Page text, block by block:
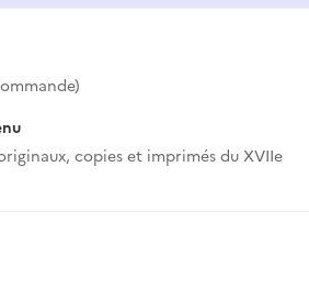
copies et imprimés du XVIIe